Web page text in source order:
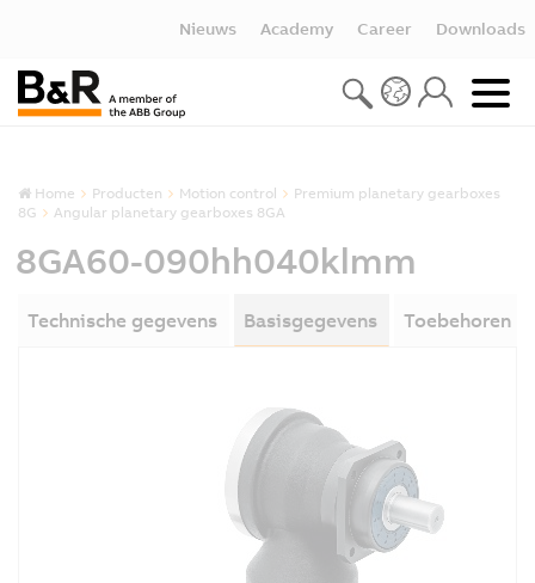
Nieuws Academy Career Downloads
Home Producten Motion control
Premium planetary gearboxes
8G
Angular planetary gearboxes 8GA
8GA60-090hh040klmm
Technische gegevens Basisgegevens Toebehoren